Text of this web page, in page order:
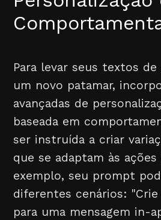
Para levar seus textos
um novo patamar,
avançadas de
baseada em
ser instruída a criar
que se adaptam às
exemplo, seu prompt
diferentes cenários: "Crie
para uma mensagem in-